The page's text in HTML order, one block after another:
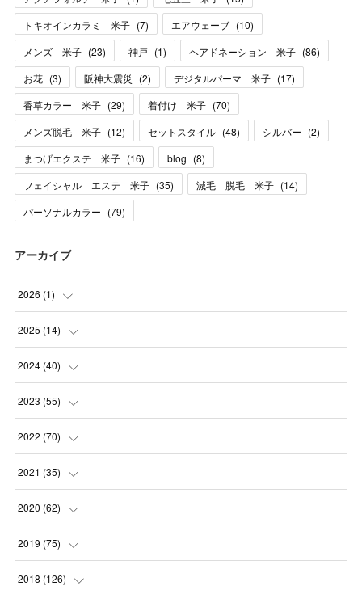
トキオインカラミ 米子 (7) エアウェーブ (10)
メンズ 米子 (23) 神戸 (1) ヘアドネーション 米子 (86)
お花 (3) 阪神大震災 (2) デジタルパーマ 米子 (17)
香草カラー 米子 (29) 着付け 米子 (70)
メンズ脱毛 米子 (12) セットスタイル (48) シルバー (2)
まつげエクステ 米子 (16) blog (8)
フェイシャル エステ 米子 (35) 減毛 脱毛 米子 (14)
パーソナルカラー (79)
アーカイブ
2026 (1)
(1
2025 (14)
(10 )
(1
(1
(2
2024 (40)
(1
(1
(3
(2
2023 (55)
(2
(4
(3
(3
2022 (70)
(7
(11 )
(8
(1)
2021 (35)
(5
(7
(5)
2020 (62)
(6
(9)
2019 (75)
(1)
2018 (126)